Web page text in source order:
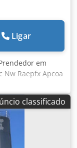
Ligar
em
Nw Raepfx Apcoa
classificado